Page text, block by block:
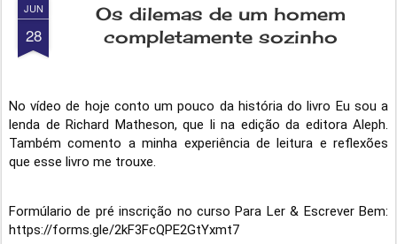
JUN
28
Os dilemas de um homem
completamente sozinho
No vídeo de hoje conto um pouco da história do livro Eu sou a
lenda de Richard Matheson, que li na edição da editora Aleph.
Também comento a minha experiência de leitura e reflexões
que esse livro me trouxe.
https://forms.gle/2kF3FcQPE2GtYxmt7